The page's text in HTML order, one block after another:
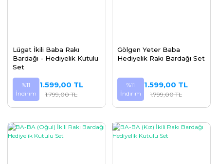
Lügat İkili Baba Rakı
Bardağı - Hediyelik Kutulu
Set
%11
İndirim
1.599,00 TL
1.799,00 TL
Gölgen Yeter Baba
Hediyelik Rakı Bardağı Set
%11
İndirim
1.599,00 TL
1.799,00 TL